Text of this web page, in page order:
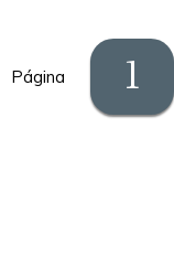
Página 1